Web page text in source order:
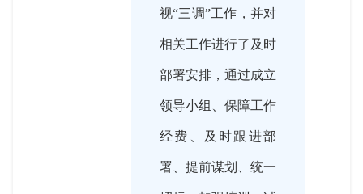
视“三调”工作，并对
相关工作进行了及时
部署安排，通过成立
领导小组、保障工作
经费、及时跟进部
署、提前谋划、统一